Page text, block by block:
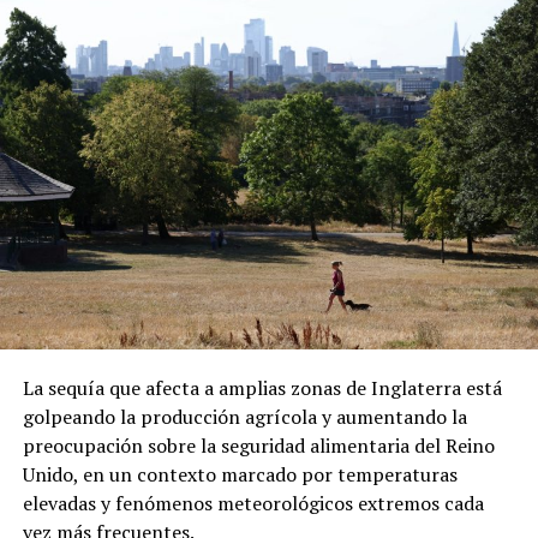
ADVERTISEMENT
y Nigeria antes de llegar a Bangui. “Violaron nuestros
derechos”, sostuvo durante una videollamada desde la
capital centroafricana.
ADVERTISEMENT
Sánchez también denunció que los migrantes fueron
presionados para abordar el vuelo. Las declaraciones
confirmadas de manera independiente.
Una vez en República Centroafricana, las autoridades
locales les comunicaron que podrían permanecer
temporalmente en el país bajo un visado. Sin embargo,
La sequía que afecta a amplias zonas de Inglaterra está
golpeando la producción agrícola y aumentando la
preocupación sobre la seguridad alimentaria del Reino
Unido, en un contexto marcado por temperaturas
elevadas y fenómenos meteorológicos extremos cada
vez más frecuentes.